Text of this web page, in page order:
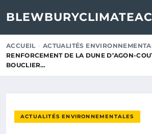
ACCUEIL
ACTUALITÉS
RENFORCEMENT DE LA DUNE D’AGON-
BOUCLIER…
ACTUALITÉS ENVIRONNEMENTALES